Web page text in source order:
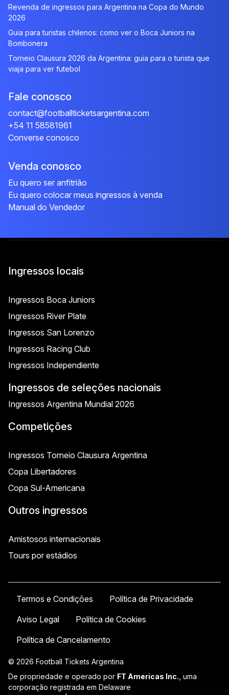
Revenda de ingressos para Argentina na Copa do Mundo
2026
Guia para turistas chilenos: como ver o Boca Juniors na
Bombonera
Torneio Clausura 2026 da Argentina: guia para o turista que
viaja para ver futebol
Fale conosco
contact@footballticketsargentina.com
+54 11 58581961
Converse conosco
Venda conosco
Eu quero ser anfitrião
Eu quero colocar meus ingressos à venda
Manual do Vendedor
Ingressos locais
Ingressos Boca Juniors
Ingressos River Plate
Ingressos San Lorenzo
Ingressos Racing Club
Ingressos Independiente
Ingressos de seleções nacionais
Ingressos Argentina Mundial 2026
Competições
Ingressos Torneio Clausura Argentina
Copa Libertadores
Copa Sul-Americana
Outros ingressos
Amistosos internacionais
Tours por estádios
Termos e Condições
Política de Privacidade
Aviso Legal
Política de Cookies
Política de Cancelamento
© 2026 Football Tickets Argentina
De propriedade e operado por FT Americas Inc. , uma
corporação registrada em Delaware